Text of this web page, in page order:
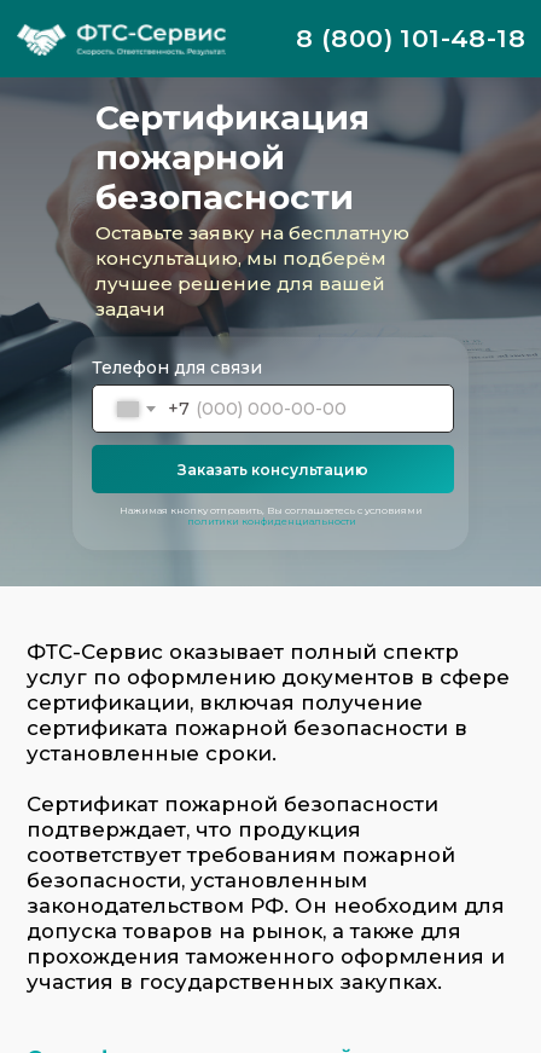
8 (800) 101-48-18
Нажимая кнопку отправить, Вы соглашаетесь с условиями
политики конфиденциальности
Телефон для связи
+7
Заказать консультацию
Сертификация
пожарной
безопасности
Оставьте заявку на бесплатную
консультацию, мы подберём
лучшее решение для вашей
задачи
ФТС-Сервис оказывает полный спектр
услуг по оформлению документов в сфере
сертификата пожарной безопасности в
законодательством РФ. Он необходим для
допуска товаров на рынок, а также для
прохождения таможенного оформления и
участия в государственных закупках.
Сертификация по пожарной
для строительных и отделочных
для кабельно-проводниковой
продукции;
для текстильных изделий (например,
мебели и ковров);
для электрооборудования и бытовой
техники;
для некоторых транспортных средств и